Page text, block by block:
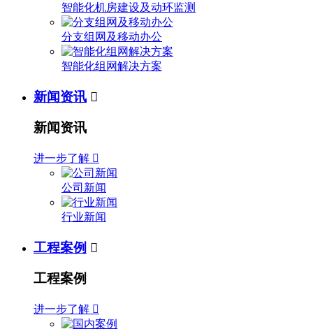
智能化机房建设及动环监测
分支组网及移动办公
智能化组网解决方案
新闻资讯 
新闻资讯
进一步了解 
公司新闻
行业新闻
工程案例 
工程案例
进一步了解 